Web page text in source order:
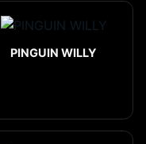
PINGUIN WILLY